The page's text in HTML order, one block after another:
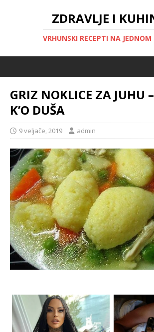
ZDRAVLJE I
VRHUNSKI RECEPTI NA JEDNOM
GRIZ NOKLICE ZA JUHU
K’O DUŠA
9 veljače, 2019 admin